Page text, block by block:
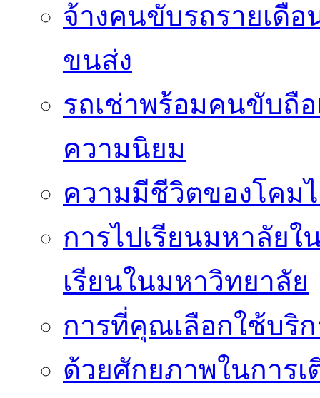
จ้างคนขับรถรายเดื
ขนส่ง
รถเช่าพร้อมคนขับถื
ความนิยม
ความมีชีวิตของโคม
การไปเรียนมหาลัยใ
เรียนในมหาวิทยาลัย
การที่คุณเลือกใช้บริ
ด้วยศักยภาพในการเ